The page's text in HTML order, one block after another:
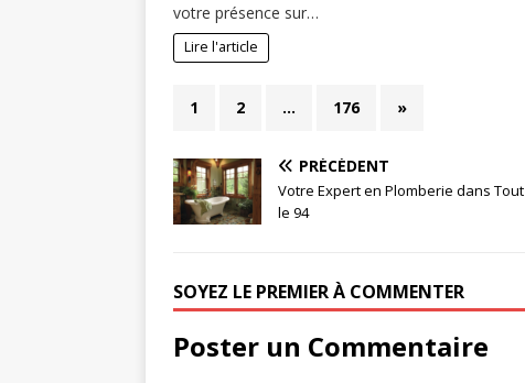
votre présence sur…
Lire l'article
1 2 … 176 »
PRÉCÉDENT
Votre Expert en Plomberie dans Tout
le 94
SOYEZ LE PREMIER À COMMENTER
Poster un Commentaire